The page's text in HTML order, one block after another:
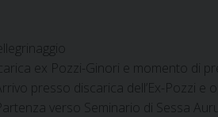
ex Pozzi-Ginori e momento di
presso discarica dell’Ex-Pozzi e
verso Seminario di Sessa